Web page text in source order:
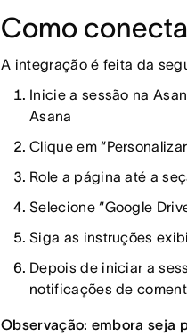
Como
A integração é feita da
Inicie a sessão na
Asana
Clique em
Role a página até a
Selecione “Google
Siga as instruções
Depois de iniciar a
notificações de
Observação: embora seja